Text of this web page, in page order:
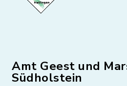
Amt Geest und
Südholstein